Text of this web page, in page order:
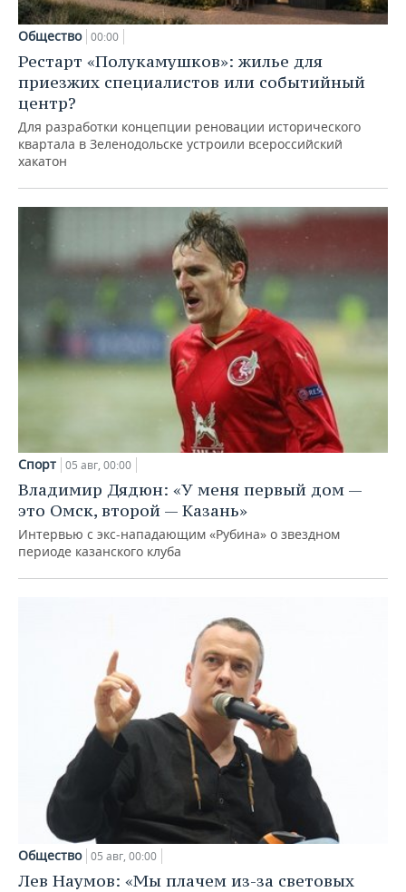
Общество 00:00
Рестарт «Полукамушков»: жилье для
приезжих специалистов или событийный
центр?
Для разработки концепции реновации исторического
квартала в Зеленодольске устроили всероссийский
хакатон
Спорт 05 авг, 00:00
Владимир Дядюн: «У меня первый дом —
это Омск, второй — Казань»
Интервью с экс-нападающим «Рубина» о звездном
периоде казанского клуба
Общество 05 авг, 00:00
Лев Наумов: «Мы плачем из-за световых